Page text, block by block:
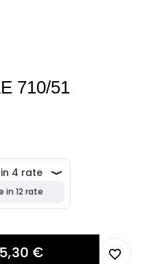
710/51
€